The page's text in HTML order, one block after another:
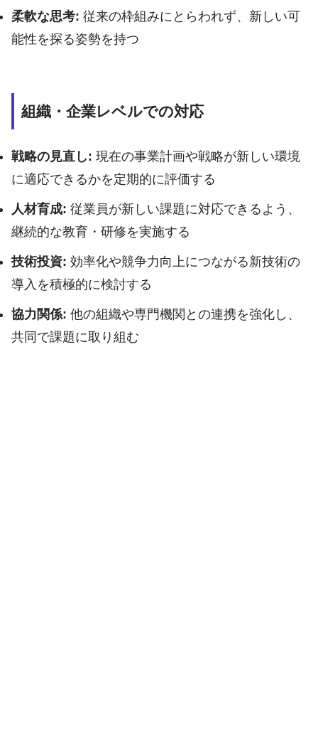
柔軟な思考: 従来の枠組みにとらわれず、新しい可
能性を探る姿勢を持つ
組織・企業レベルでの対応
戦略の見直し: 現在の事業計画や戦略が新しい環境
に適応できるかを定期的に評価する
人材育成: 従業員が新しい課題に対応できるよう、
継続的な教育・研修を実施する
技術投資: 効率化や競争力向上につながる新技術の
導入を積極的に検討する
協力関係: 他の組織や専門機関との連携を強化し、
共同で課題に取り組む